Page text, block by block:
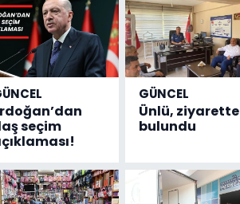
seçim
GÜNCEL
Ünlü, ziyarette
bulundu